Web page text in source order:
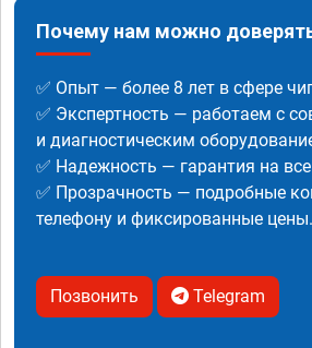
Почему нам можно
✅ Опыт — более 8 лет в сфере
✅ Экспертность — работаем с
и диагностическим
✅ Надежность — гарантия на
✅ Прозрачность — подробные
телефону и фиксированные цены.
Позвонить Telegram